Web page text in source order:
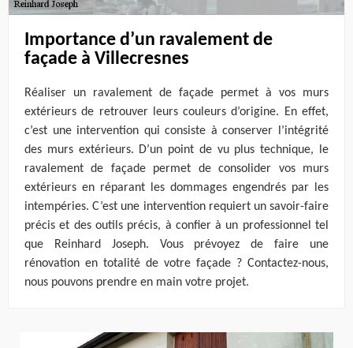
Importance d’un ravalement de
façade à Villecresnes
Réaliser un ravalement de façade permet à vos murs
extérieurs de retrouver leurs couleurs d’origine. En effet,
c’est une intervention qui consiste à conserver l’intégrité
des murs extérieurs. D’un point de vu plus technique, le
ravalement de façade permet de consolider vos murs
extérieurs en réparant les dommages engendrés par les
intempéries. C’est une intervention requiert un savoir-faire
précis et des outils précis, à confier à un professionnel tel
que Reinhard Joseph. Vous prévoyez de faire une
rénovation en totalité de votre façade ? Contactez-nous,
nous pouvons prendre en main votre projet.